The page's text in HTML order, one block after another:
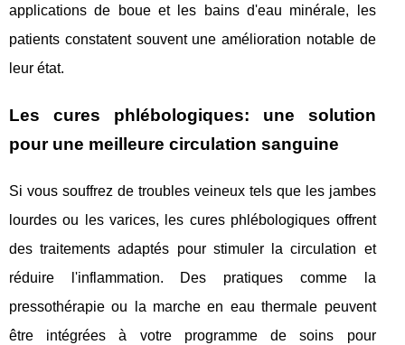
applications de boue et les bains d'eau minérale, les
patients constatent souvent une amélioration notable de
leur état.
Les cures phlébologiques: une solution
pour une meilleure circulation sanguine
Si vous souffrez de troubles veineux tels que les jambes
lourdes ou les varices, les cures phlébologiques offrent
des traitements adaptés pour stimuler la circulation et
réduire l'inflammation. Des pratiques comme la
pressothérapie ou la marche en eau thermale peuvent
être intégrées à votre programme de soins pour